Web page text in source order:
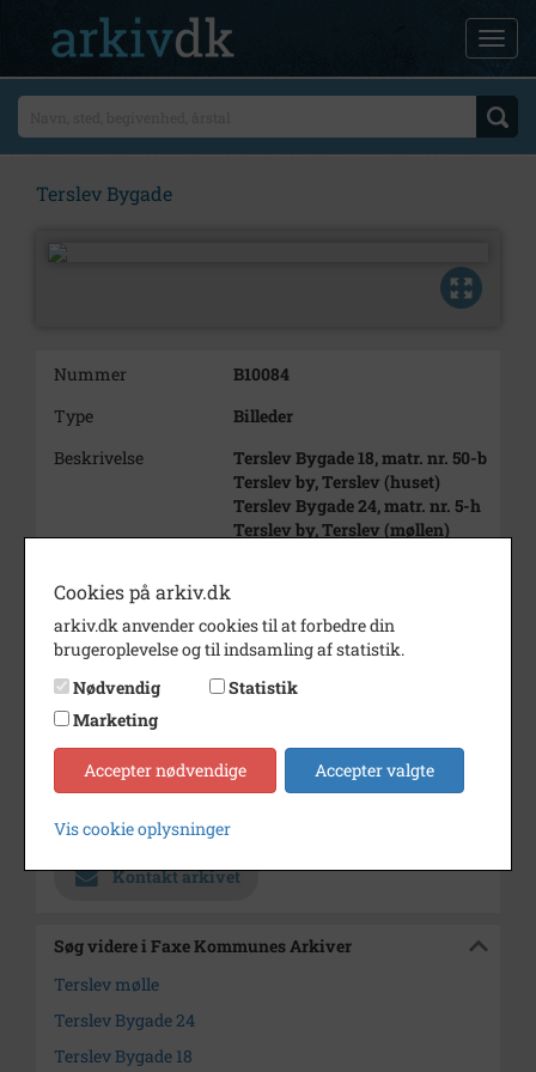
Terslev Bygade
Nummer
B10084
Type
Billeder
Beskrivelse
Terslev Bygade 18, matr. nr. 50-b
Terslev by, Terslev (huset)
Terslev Bygade 24, matr. nr. 5-h
Terslev by, Terslev (møllen)
Dateringsnote
1905-1930
Fotograf
Ukendt
Se på kort
Enhed
Terslev Sogn (1000-2050)
Arkiv
Kontakt arkivet
Søg videre i Faxe Kommunes Arkiver
Terslev mølle
Terslev Bygade 24
Terslev Bygade 18
Cookies på arkiv.dk
arkiv.dk anvender cookies til at forbedre din
brugeroplevelse og til indsamling af statistik.
Nødvendig
Statistik
Marketing
Accepter nødvendige Accepter valgte
Vis cookie oplysninger